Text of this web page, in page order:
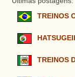
TREINOS
TREINOS